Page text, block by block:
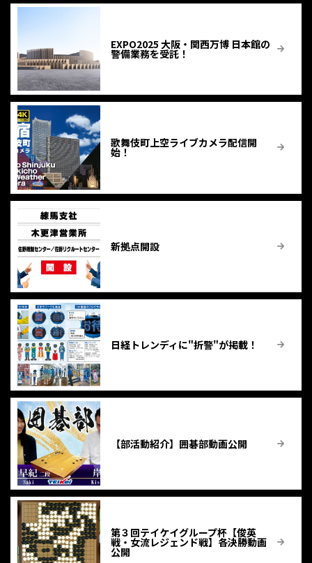
EXPO2025 大阪・関西万博 日本館の
警備業務を受託！
歌舞伎町上空ライブカメラ配信開
始！
新拠点開設
日経トレンディに"折警"が掲載！
【部活動紹介】囲碁部動画公開
第３回テイケイグループ杯【俊英
戦・女流レジェンド戦】各決勝動画
公開